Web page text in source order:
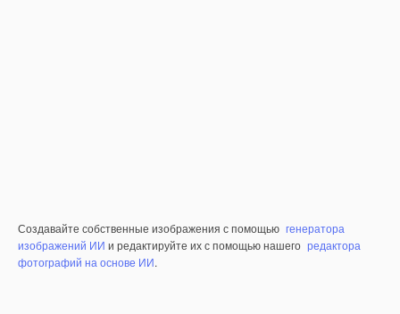
Создавайте собственные изображения с помощью генератора
изображений ИИ и редактируйте их с помощью нашего редактора
фотографий на основе ИИ.